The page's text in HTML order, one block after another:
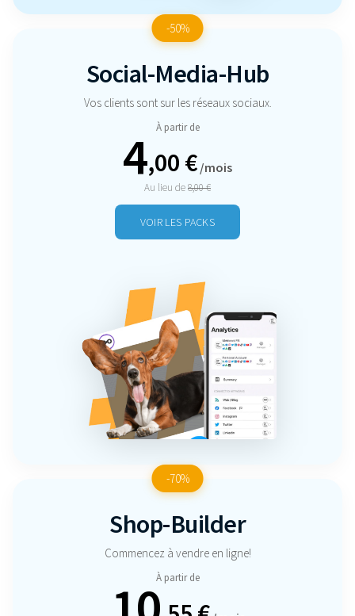
-50%
Social-Media-Hub
Vos clients sont sur les réseaux sociaux.
À partir de
4,00 € /mois
Au lieu de8,00 €
VOIR LES PACKS
-70%
Shop-Builder
Commencez à vendre en ligne!
À partir de